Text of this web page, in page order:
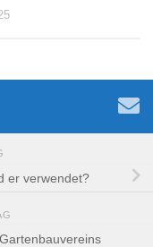
er verwendet?